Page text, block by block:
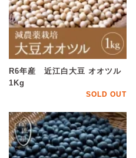
R6年産 近江白大豆 オオツル
1Kg
SOLD OUT